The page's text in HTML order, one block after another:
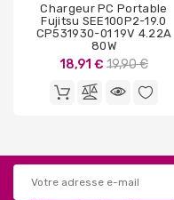
Chargeur PC Portable
Fujitsu SEE100P2-19.0
CP531930-01 19V 4.22A
80W
18,91 € Prix
base
19,90 €